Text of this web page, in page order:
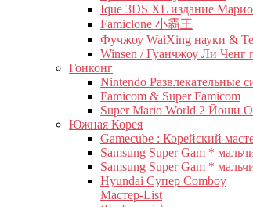
Ique 3DS XL издание Марио
Famiclone 小霸王
Фучжоу WaiXing науки &
Winsen / Гуанчжоу Ли Ченг
Гонконг
Nintendo Развлекательные
Famicom & Super Famicom
Super Mario World 2 Йоши
Южная Корея
Gamecube : Корейский
Samsung Super Gam *
Samsung Super Gam *
Hyundai Супер Comboy
Мастер-List